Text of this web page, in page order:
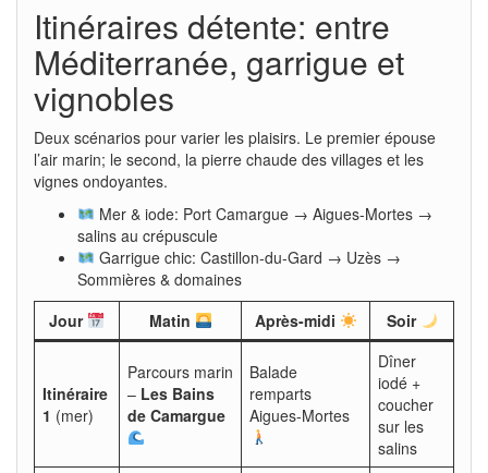
Itinéraires détente: entre
Méditerranée, garrigue et
vignobles
Deux scénarios pour varier les plaisirs. Le premier épouse
l’air marin; le second, la pierre chaude des villages et les
vignes ondoyantes.
Mer & iode: Port Camargue → Aigues-Mortes →
salins au crépuscule
Garrigue chic: Castillon-du-Gard → Uzès →
Sommières & domaines
Jour
Matin Après-midi Soir
Itinéraire
1 (mer)
Parcours marin
– Les Bains
de Camargue
Balade
remparts
Aigues-Mortes
Dîner
iodé +
coucher
sur les
salins